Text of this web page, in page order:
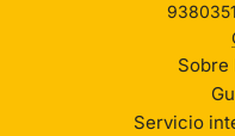
Sobre
Servicio